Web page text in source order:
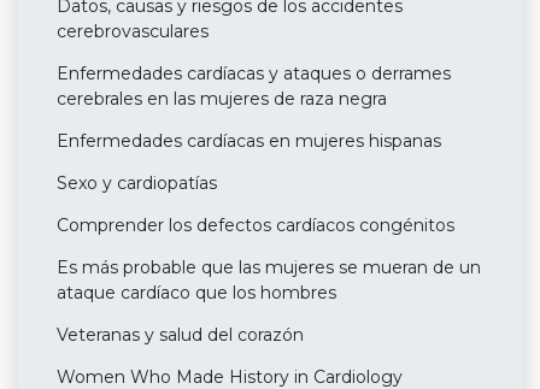
Datos, causas y riesgos de los accidentes
cerebrovasculares
Enfermedades cardíacas y ataques o derrames
cerebrales en las mujeres de raza negra
Enfermedades cardíacas en mujeres hispanas
Sexo y cardiopatías
Comprender los defectos cardíacos congénitos
Es más probable que las mujeres se mueran de un
ataque cardíaco que los hombres
Veteranas y salud del corazón
Women Who Made History in Cardiology